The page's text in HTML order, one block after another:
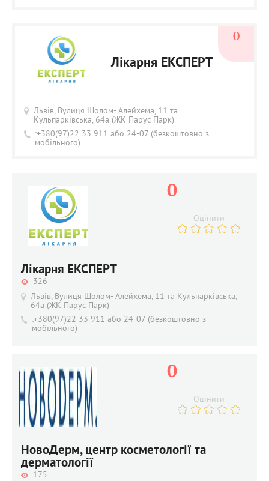
Лікарня ЕКСПЕРТ
Львів, Вулиця Шолом- Алейхема, 11 та
Кульпарківська, 64а (ЖК Парус Парк)
:+380(97)22 33 911 або 24-07 (безкоштовно з
мобільного)
0
Лікарня ЕКСПЕРТ
326
Львів, Вулиця Шолом- Алейхема, 11 та Кульпарківська,
64а (ЖК Парус Парк)
:+380(97)22 33 911 або 24-07 (безкоштовно з
мобільного)
0
Оцінити
НовоДерм, центр косметології та
дерматології
175
0
Оцінити